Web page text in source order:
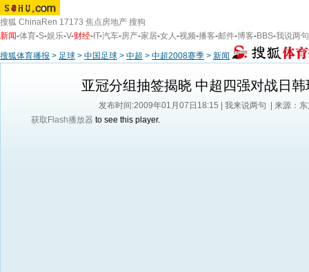
搜狐 ChinaRen 17173 焦点房地产 搜狗
新闻-体育-S-娱乐-V-财经- IT-汽车-房产-家居-女人-视频-播客-邮件-博客-BBS-我说两句
搜狐体育播报 > 足球 > 中国足球 > 中超 > 中超2008赛季 > 新闻
亚冠分组抽签揭晓 中超四强对战日韩
发布时间:2009年01月07日18:15 | 我来说两句
| 来源：
获取Flash播放器 to see this player.